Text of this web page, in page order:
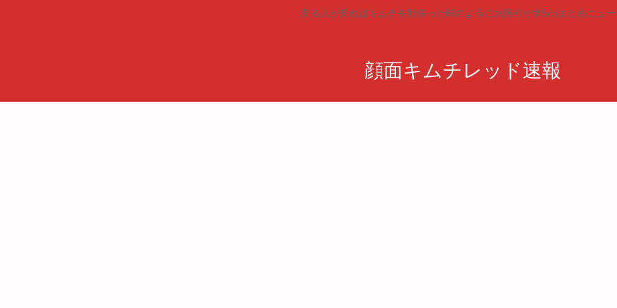
見る人が見ればキムチを頬張った時のように火照りだす5chまとめニュ
顔面キムチレッド速報